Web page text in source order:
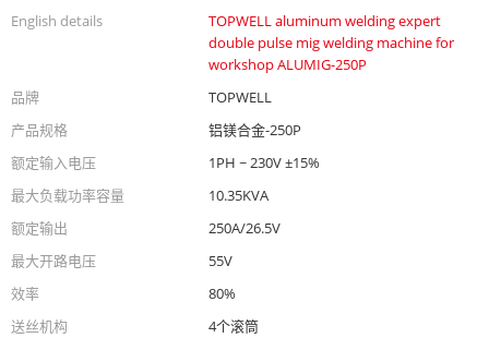
English details
TOPWELL aluminum welding expert
double pulse mig welding machine for
workshop ALUMIG-250P
品牌
TOPWELL
产品规格
铝镁合金-250P
额定输入电压
1PH ~ 230V ±15%
最大负载功率容量
10.35KVA
额定输出
250A/26.5V
最大开路电压
55V
效率
80%
送丝机构
4个滚筒